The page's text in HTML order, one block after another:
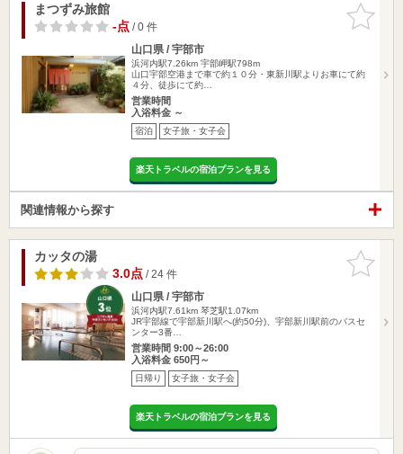
お気に入
りに追加
まつずみ旅館
-点/ 0 件
山口県 / 宇部市
浜河内駅7.26km 宇部岬駅798m
山口宇部空港まで車で約１０分・東新川駅よりお車にて約
４分、徒歩にて約…
営業時間
入浴料金 ～
宿泊 女子旅・女子会
楽天トラベルの宿泊プランを見る
関連情報から探す
お気に入
りに追加
カッタの湯
3.0点/ 24 件
山口県 / 宇部市
浜河内駅7.61km 琴芝駅1.07km
JR宇部線で宇部新川駅へ(約50分)、宇部新川駅前のバスセ
ンター3番…
営業時間 9:00～26:00
入浴料金 650円～
日帰り 女子旅・女子会
楽天トラベルの宿泊プランを見る